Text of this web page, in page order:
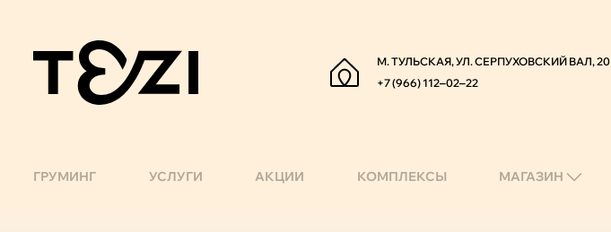
М. ТУЛЬСКАЯ, УЛ. СЕРПУХОВСКИЙ ВАЛ, 20
+7 (966) 112‒02‒22
ГРУМИНГ УСЛУГИ АКЦИИ КОМПЛЕКСЫ МАГАЗИН